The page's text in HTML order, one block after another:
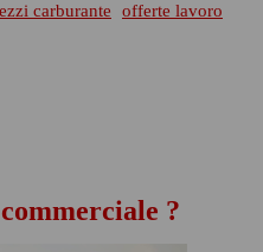
carburante
offerte lavoro
?